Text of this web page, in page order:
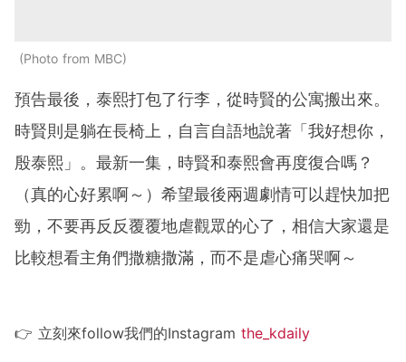
Photo from MBC
預告最後，泰熙打包了行李，從時賢的公寓搬出來。
時賢則是躺在長椅上，自言自語地說著「我好想你，
殷泰熙」。最新一集，時賢和泰熙會再度復合嗎？
（真的心好累啊～）希望最後兩週劇情可以趕快加把
勁，不要再反反覆覆地虐觀眾的心了，相信大家還是
比較想看主角們撒糖撒滿，而不是虐心痛哭啊～
👉 立刻來follow我們的Instagram the_kdaily